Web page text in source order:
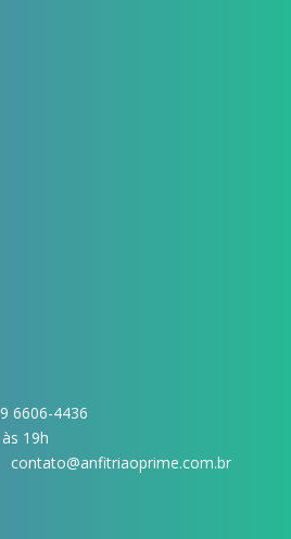
6606-4436
19h
contato@anfitriaoprime.com.br